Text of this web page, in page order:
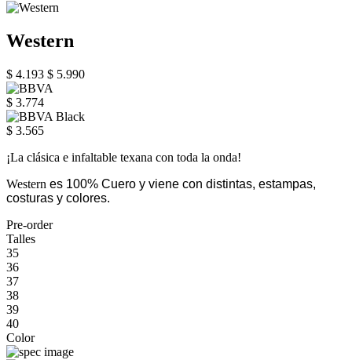
Western
$ 4.193 $ 5.990
$ 3.774
$ 3.565
¡La clásica e infaltable texana con toda la onda!
Western es 100% Cuero y viene con distintas, estampas,
costuras y colores.
Pre-order
Talles
35
36
37
38
39
40
Color